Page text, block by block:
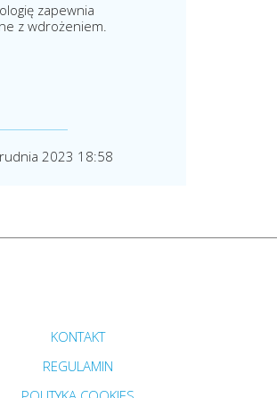
zapewnia
z wdrożeniem.
2023 18:58
Przejdź do strony głównej do sekcji
KONTAKT
Zobacz
REGULAMIN